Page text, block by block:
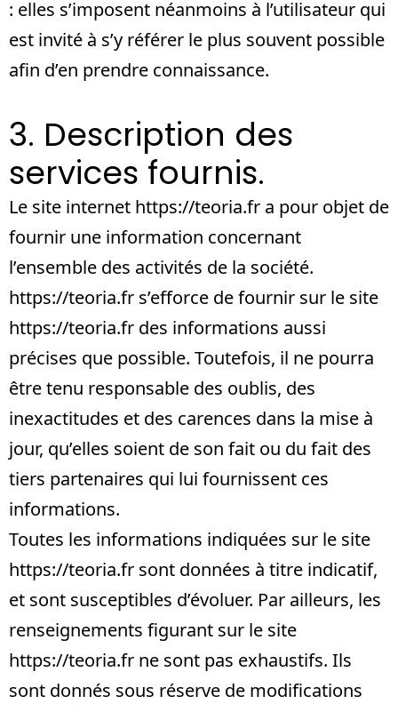
: elles s’imposent néanmoins à l’utilisateur qui
est invité à s’y référer le plus souvent possible
afin d’en prendre connaissance.
3. Description des
services fournis.
Le site internet https://teoria.fr a pour objet de
fournir une information concernant
l’ensemble des activités de la société.
https://teoria.fr s’efforce de fournir sur le site
https://teoria.fr des informations aussi
précises que possible. Toutefois, il ne pourra
être tenu responsable des oublis, des
inexactitudes et des carences dans la mise à
jour, qu’elles soient de son fait ou du fait des
tiers partenaires qui lui fournissent ces
informations.
Toutes les informations indiquées sur le site
https://teoria.fr sont données à titre indicatif,
et sont susceptibles d’évoluer. Par ailleurs, les
renseignements figurant sur le site
https://teoria.fr ne sont pas exhaustifs. Ils
sont donnés sous réserve de modifications